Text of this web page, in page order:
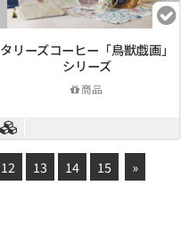
タリーズコーヒー「鳥獣戯画」
シリーズ
商品
12 13 14 15 »